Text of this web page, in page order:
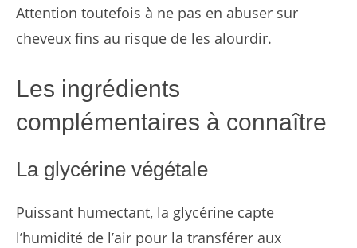
Attention toutefois à ne pas en abuser sur
cheveux fins au risque de les alourdir.
Les ingrédients
complémentaires à connaître
La glycérine végétale
Puissant humectant, la glycérine capte
l’humidité de l’air pour la transférer aux